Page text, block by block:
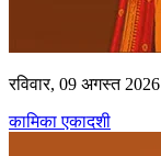
रविवार, 09 अगस्त 2026
कामिका एकादशी